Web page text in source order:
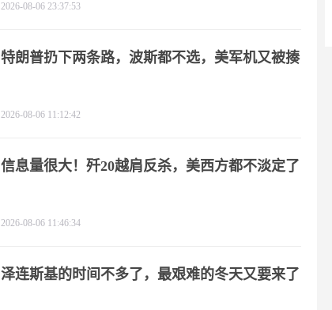
2026-08-06 23:37:53
特朗普扔下两条路，波斯都不选，美军机又被揍
2026-08-06 11:12:42
信息量很大！歼20越肩反杀，美西方都不淡定了
2026-08-06 11:46:34
泽连斯基的时间不多了，最艰难的冬天又要来了